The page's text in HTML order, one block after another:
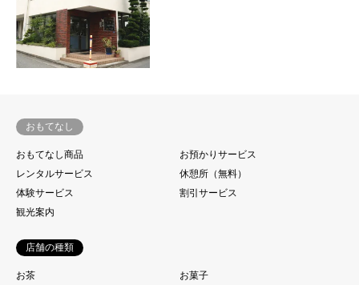
おもてなし
おもてなし商品
お預かりサービス
レンタルサービス
休憩所（無料）
体験サービス
割引サービス
観光案内
店舗の種類
お茶
お菓子